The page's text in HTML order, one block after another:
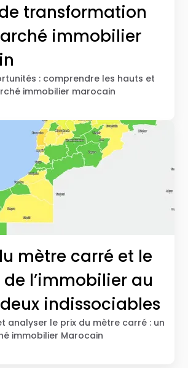
transformation
immobilier
: comprendre les hauts et
immobilier marocain
mètre carré et le
l’immobilier au
indissociables
analyser le prix du mètre carré : un
immobilier Marocain